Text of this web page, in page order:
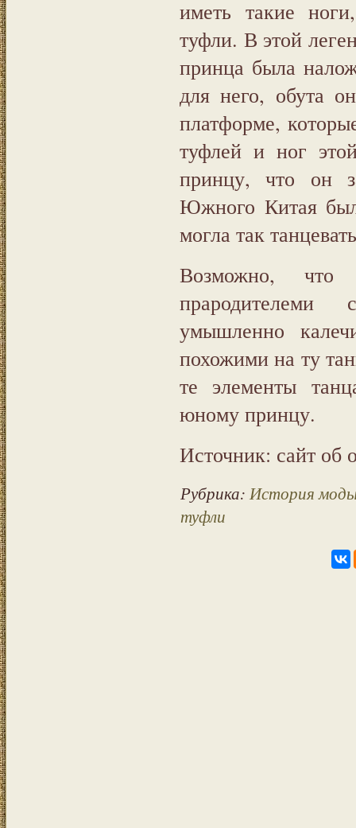
иметь такие
туфли. В этой
принца была
для него, обута
платформе,
туфлей и ног
принцу, что он
Южного Китая
могла так
Возможно, что
прародителеми
умышленно
похожими на ту
те элементы
юному принцу.
Источник: сайт об
Рубрика: История
туфли